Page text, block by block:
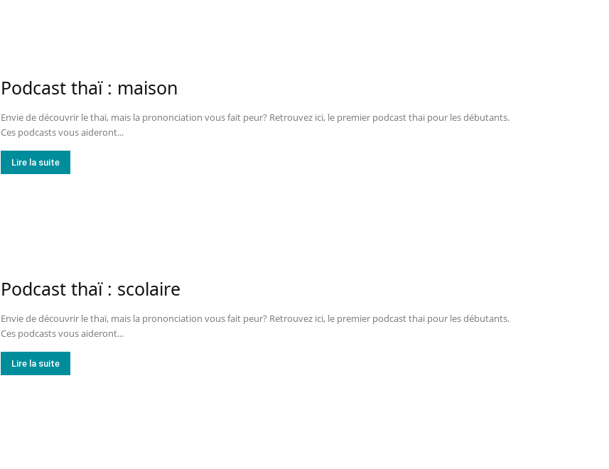
Podcast thaï : maison
Envie de découvrir le thaï, mais la prononciation vous fait peur? Retrouvez ici, le premier podcast thaï pour les débutants.
Ces podcasts vous aideront...
Lire la suite
Podcast thaï : scolaire
Envie de découvrir le thaï, mais la prononciation vous fait peur? Retrouvez ici, le premier podcast thaï pour les débutants.
Ces podcasts vous aideront...
Lire la suite